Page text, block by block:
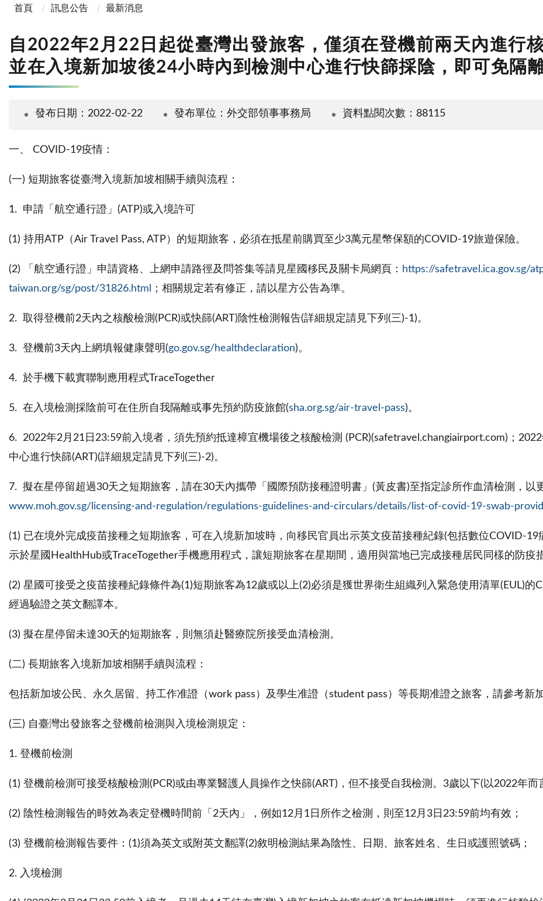
首頁 訊息公告 最新消息
自2022年2月22日起從臺灣出發旅客，僅須在登機前兩天內進行
並在入境新加坡後24小時內到檢測中心進行快篩採陰，即可免隔
發布日期：2022-02-22 發布單位：外交部領事事務局 資料點閱次數：88115
一、 COVID-19疫情：
(一) 短期旅客從臺灣入境新加坡相關手續與流程：
1. 申請「航空通行證」(ATP)或入境許可
(1) 持用ATP（Air Travel Pass, ATP）的短期旅客，必須在抵星前購買至少3萬元星幣保額的COVID-19旅遊保險。
(2) 「航空通行證」申請資格、上網申請路徑及問答集等請見星國移民及關卡局網頁： https://safetravel.ica.gov.sg/
taiwan.org/sg/post/31826.html
；相關規定若有修正，請以星方公告為準。
2. 取得登機前2天內之核酸檢測(PCR)或快篩(ART)陰性檢測報告(詳細規定請見下列(三)-1)。
3. 登機前3天內上網填報健康聲明(go.gov.sg/healthdeclaration)。
4. 於手機下載實聯制應用程式TraceTogether
5. 在入境檢測採陰前可在住所自我隔離或事先預約防疫旅館(sha.org.sg/air-travel-pass)。
6. 2022年2月21日23:59前入境者，須先預約抵達樟宜機場後之核酸檢測 (PCR)(safetravel.changiairport.com)；
中心進行快篩(ART)(詳細規定請見下列(三)-2)。
7. 擬在星停留超過30天之短期旅客，請在30天內攜帶「國際預防接種證明書」(黃皮書)至指定診所作血清檢測，以
www.moh.gov.sg/licensing-and-regulation/regulations-guidelines-and-circulars/details/list-of-covid-19-swab-
(1) 已在境外完成疫苗接種之短期旅客，可在入境新加坡時，向移民官員出示英文疫苗接種紀錄(包括數位COVID-
示於星國HealthHub或TraceTogether手機應用程式，讓短期旅客在星期間，適用與當地已完成接種居民同樣的防疫
(2) 星國可接受之疫苗接種紀錄條件為(1)短期旅客為12歲或以上(2)必須是獲世界衛生組織列入緊急使用清單(EUL)
經過驗證之英文翻譯本。
(3) 擬在星停留未達30天的短期旅客，則無須赴醫療院所接受血清檢測。
(二) 長期旅客入境新加坡相關手續與流程：
包括新加坡公民、永久居留、持工作准證（work pass）及學生准證（student pass）等長期准證之旅客，請參考新
(三) 自臺灣出發旅客之登機前檢測與入境檢測規定：
1. 登機前檢測
(1) 登機前檢測可接受核酸檢測(PCR)或由專業醫護人員操作之快篩(ART)，但不接受自我檢測。3歲以下(以2022年
(2) 陰性檢測報告的時效為表定登機時間前「2天內」，例如12月1日所作之檢測，則至12月3日23:59前均有效；
(3) 登機前檢測報告要件：(1)須為英文或附英文翻譯(2)敘明檢測結果為陰性、日期、旅客姓名、生日或護照號碼；
2. 入境檢測